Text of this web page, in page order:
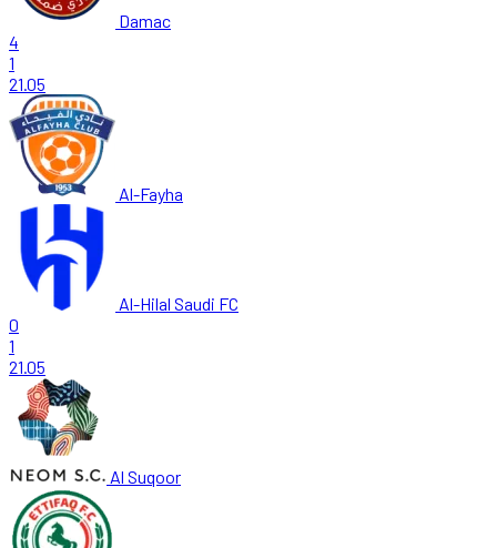
Damac
4
1
21.05
Al-Fayha
Al-Hilal Saudi FC
0
1
21.05
Al Suqoor